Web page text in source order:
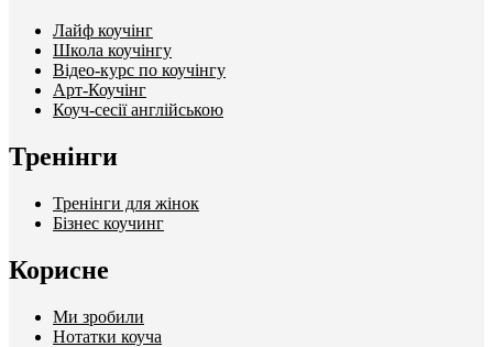
Лайф коучінг
Школа коучінгу
Відео-курс по коучінгу
Арт-Коучінг
Коуч-сесії англійською
Тренінги
Тренінги для жінок
Бізнес коучинг
Корисне
Ми зробили
Нотатки коуча